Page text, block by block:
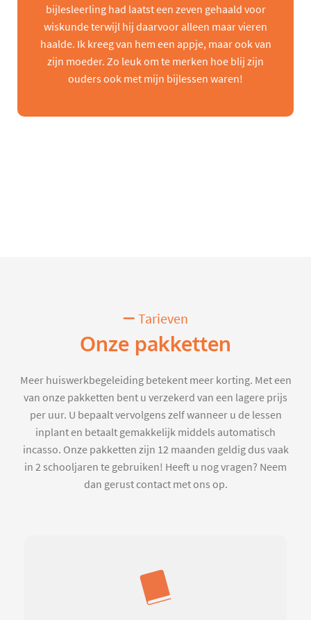
bijlesleerling had laatst een zeven gehaald voor
wiskunde terwijl hij daarvoor alleen maar vieren
haalde. Ik kreeg van hem een appje, maar ook van
zijn moeder. Zo leuk om te merken hoe blij zijn
ouders ook met mijn bijlessen waren!
Tarieven
Onze pakketten
Meer huiswerkbegeleiding betekent meer korting. Met een
van onze pakketten bent u verzekerd van een lagere prijs
per uur. U bepaalt vervolgens zelf wanneer u de lessen
inplant en betaalt gemakkelijk middels automatisch
incasso. Onze pakketten zijn 12 maanden geldig dus vaak
in 2 schooljaren te gebruiken! Heeft u nog vragen? Neem
dan gerust contact met ons op.